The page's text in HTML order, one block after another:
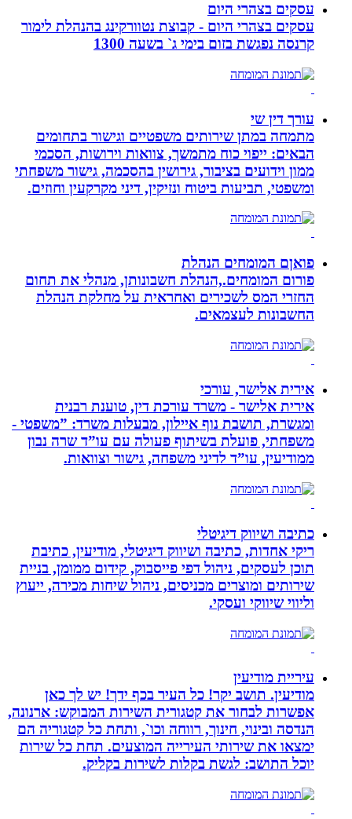
עסקים בצהרי היום
עסקים בצהרי היום - קבוצת נטוורקינג בהנהלת לימור
קרנסה נפגשת בזום בימי ג` בשעה 1300
עורך דין שי
מתמחה במתן שירותים משפטיים וגישור בתחומים
הבאים: ייפוי כוח מתמשך, צוואות וירושות, הסכמי
ממון וידועים בציבור, גירושין בהסכמה, גישור משפחתי
ומשפטי, תביעות ביטוח ונזיקין, דיני מקרקעין וחוזים.
פואןם המומחים הנהלת
פורום המומחים.,הנהלת חשבונותן, מנהלי את תחום
החזרי המס לשכירים ואחראית על מחלקת הנהלת
החשבונות לעצמאים.
אירית אלישר, עורכי
אירית אלישר - משרד עורכת דין, טוענת רבנית
ומגשרת, תושבת נוף איילון, מבעלות משרד: ”משפטי -
משפחתי, פועלת בשיתוף פעולה עם עו”ד שרה נבון
ממודיעין, עו”ד לדיני משפחה, גישור וצוואות.
כתיבה ושיווק דיגיטלי
ריקי אחדות, כתיבה ושיווק דיגיטלי, מודיעין, כתיבת
תוכן לעסקים, ניהול דפי פייסבוק, קידום ממומן, בניית
שירותים ומוצרים מכניסים, ניהול שיחות מכירה, ייעוץ
וליווי שיווקי ועסקי.
עיריית מודיעין
מודיעין. תושב יקר! כל העיר בכף ידך! יש לך כאן
אפשרות לבחור את קטגורית השירות המבוקש: ארנונה,
הנדסה ובינוי, חינוך, רווחה וכו`, ותחת כל קטגוריה הם
ימצאו את שירותי העירייה המוצעים. תחת כל שירות
יוכל התושב: לגשת בקלות לשירות בקליק.